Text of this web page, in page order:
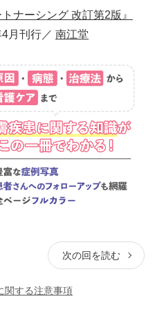
ナーシング 改訂第2版』
月刊行／ 南江堂
次の回を読む
関する注意事項